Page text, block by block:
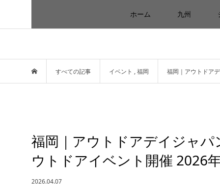
ホーム 九州
すべての記事 イベント ,福岡 福岡｜アウトドア
福岡｜アウトドアデイジャ
ウトドアイベント開催 2026
2026.04.07